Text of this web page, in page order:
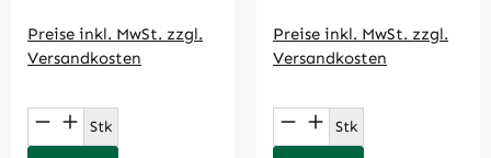
Preise inkl. MwSt. zzgl.
Versandkosten
Produkt Anzahl: Gib den gewünschten
Stk
Preise inkl. MwSt. zzgl.
Versandkosten
Produkt Anzahl:
Stk